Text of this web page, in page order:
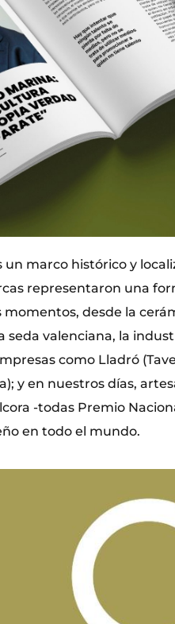
marco histórico y
representaron una
desde la
seda valenciana, la
como Lladró
y en nuestros días,
-todas Premio
en todo el mundo.